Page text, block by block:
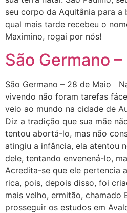
seu corpo da Aquitânia para a
qual mais tarde recebeu o
Maximino, rogai por nós!
São Germano
São Germano – 28 de Maio
vivendo não foram tarefas
veio ao mundo na cidade de
Diz a tradição que sua mãe
tentou abortá-lo, mas não
atingiu a infância, ela atentou
dele, tentando envenená-lo,
Acredita-se que ele pertencia
rica, pois, depois disso, foi
mais velho, ermitão, chamado
prosseguir os estudos em